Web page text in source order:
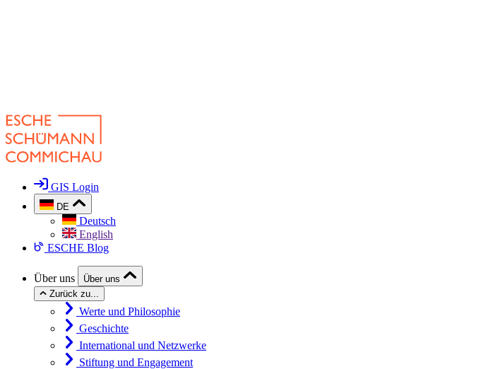
GIS Login
DE
Deutsch
English
ESCHE Blog
Über uns
Über uns
Zurück zu...
Werte und Philosophie
Geschichte
International und Netzwerke
Stiftung und Engagement